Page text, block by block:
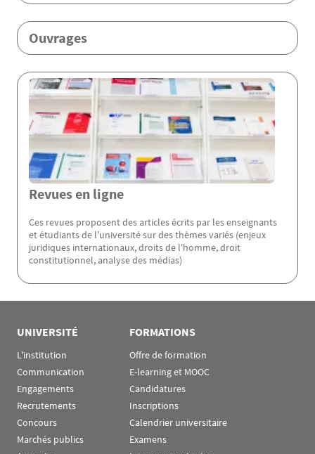
Ouvrages
Revues en ligne
Ces revues proposent des articles écrits par les enseignants
et étudiants de l'université sur des thèmes variés (enjeux
juridiques internationaux, droits de l'homme, droit
constitutionnel, analyse des médias)
UNIVERSITÉ
L'institution
Communication
Engagements
Recrutements
Concours
Marchés publics
FORMATIONS
Offre de formation
E-learning et MOOC
Candidatures
Inscriptions
Calendrier universitaire
Examens